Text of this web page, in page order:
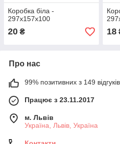
Коробка біла -
297х157х100
20 ₴ 18
Про нас
99% позитивних з 149
Працює з 23.11.2017
м. Львів
Україна, Львів, Україна